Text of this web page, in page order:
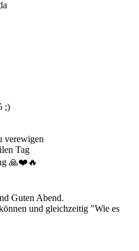
;)
verewigen
Tag
🙏❤️🔥
Guten Abend.
und gleichzeitig "Wie es